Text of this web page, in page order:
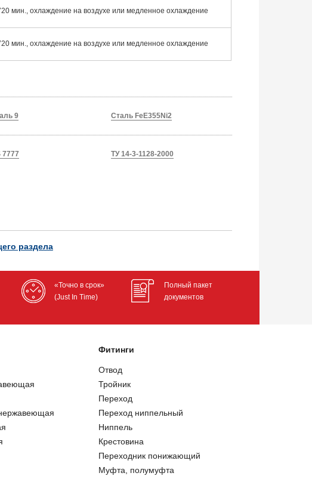
мин., охлаждение на воздухе или медленное охлаждение
мин., охлаждение на воздухе или медленное охлаждение
9 Сталь FeE355Ni2
7777 ТУ 14-3-1128-2000
раздела
«Точно в срок»
(Just In Time)
Полный пакет
документов
Фитинги
Отвод
Тройник
Переход
Переход ниппельный
Ниппель
Крестовина
Переходник понижающий
Муфта, полумуфта